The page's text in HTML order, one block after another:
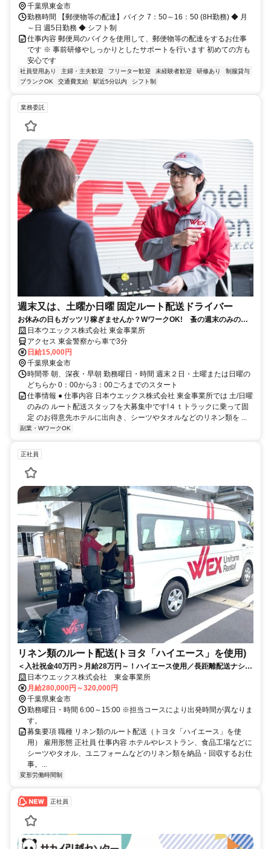
千葉県東金市
勤務時間 【郵便物等の配達】バイク 7：50～16：50 (8H勤務) ◆ 月
～日 週5日勤務 ◆ シフト制
仕事内容 郵便局のバイクを使用して、郵便物等の配達をするお仕事
です ※ 事前研修やしっかりとしたサポートを行います 初めての方も
安心です
社員登用あり 主婦・主夫歓迎 フリーター歓迎 未経験者歓迎 研修あり
制服貸与
ブランクOK
交通費支給 駅近5分以内 シフト制
業務委託
週末又は、土曜か日曜 固定ルート配送ドライバー
お休みの日もガッツリ稼ぎませんか？WワークOK! 蚤の週末のみのル
ート配送スタッフ募集。
日本ウエックス株式会社 東金事業所
アクセス 東金警察から車で3分
日給15,000円
千葉県東金市
時間帯 朝、深夜・早朝 勤務曜日・時間 週末２日・土曜または日曜の
どちらか 0：00から3：00ごろまでのスタート
仕事情報 ● 仕事内容 日本ウエックス株式会社 東金事業所では 土/日曜
のみの ルート配送スタッフを大募集中です!４ｔトラックに乗って固
定 のお得意先ホテルに出向き、シーツやタオルなどのリネン類を ...
副業・WワークOK
正社員
リネン類のルート配送(トヨタ「ハイエース」を使用)
＜入社祝金40万円＞月給28万円～！ハイエース使用／長距離配送ナシ＆
経験不問のリネン類集配ドライバー
日本ウエックス株式会社 東金事業所
月給280,000円～320,000円
千葉県東金市
勤務曜日・時間 6:00～15:00 ※担当コースにより出発時間が異なりま
す。
募集要項 職種 リネン類のルート配送（トヨタ「ハイエース」を使
用） 雇用形態 正社員 仕事内容 ホテルやレストラン、食品工場などに
シーツやタオル、ユニフォームなどのリネン類を納品・回収するお仕
事。...
変形労働時間制
正社員